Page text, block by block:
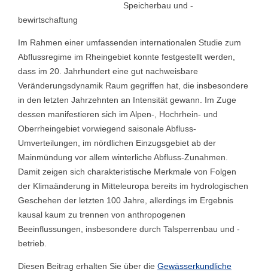
Speicherbau und -
bewirtschaftung
Im Rahmen einer umfassenden internationalen Studie zum
Abflussregime im Rheingebiet konnte festgestellt werden,
dass im 20. Jahrhundert eine gut nachweisbare
Veränderungsdynamik Raum gegriffen hat, die insbesondere
in den letzten Jahrzehnten an Intensität gewann. Im Zuge
dessen manifestieren sich im Alpen-, Hochrhein- und
Oberrheingebiet vorwiegend saisonale Abfluss-
Umverteilungen, im nördlichen Einzugsgebiet ab der
Mainmündung vor allem winterliche Abfluss-Zunahmen.
Damit zeigen sich charakteristische Merkmale von Folgen
der Klimaänderung in Mitteleuropa bereits im hydrologischen
Geschehen der letzten 100 Jahre, allerdings im Ergebnis
kausal kaum zu trennen von anthropogenen
Beeinflussungen, insbesondere durch Talsperrenbau und -
betrieb.
Diesen Beitrag erhalten Sie über die Gewässerkundliche